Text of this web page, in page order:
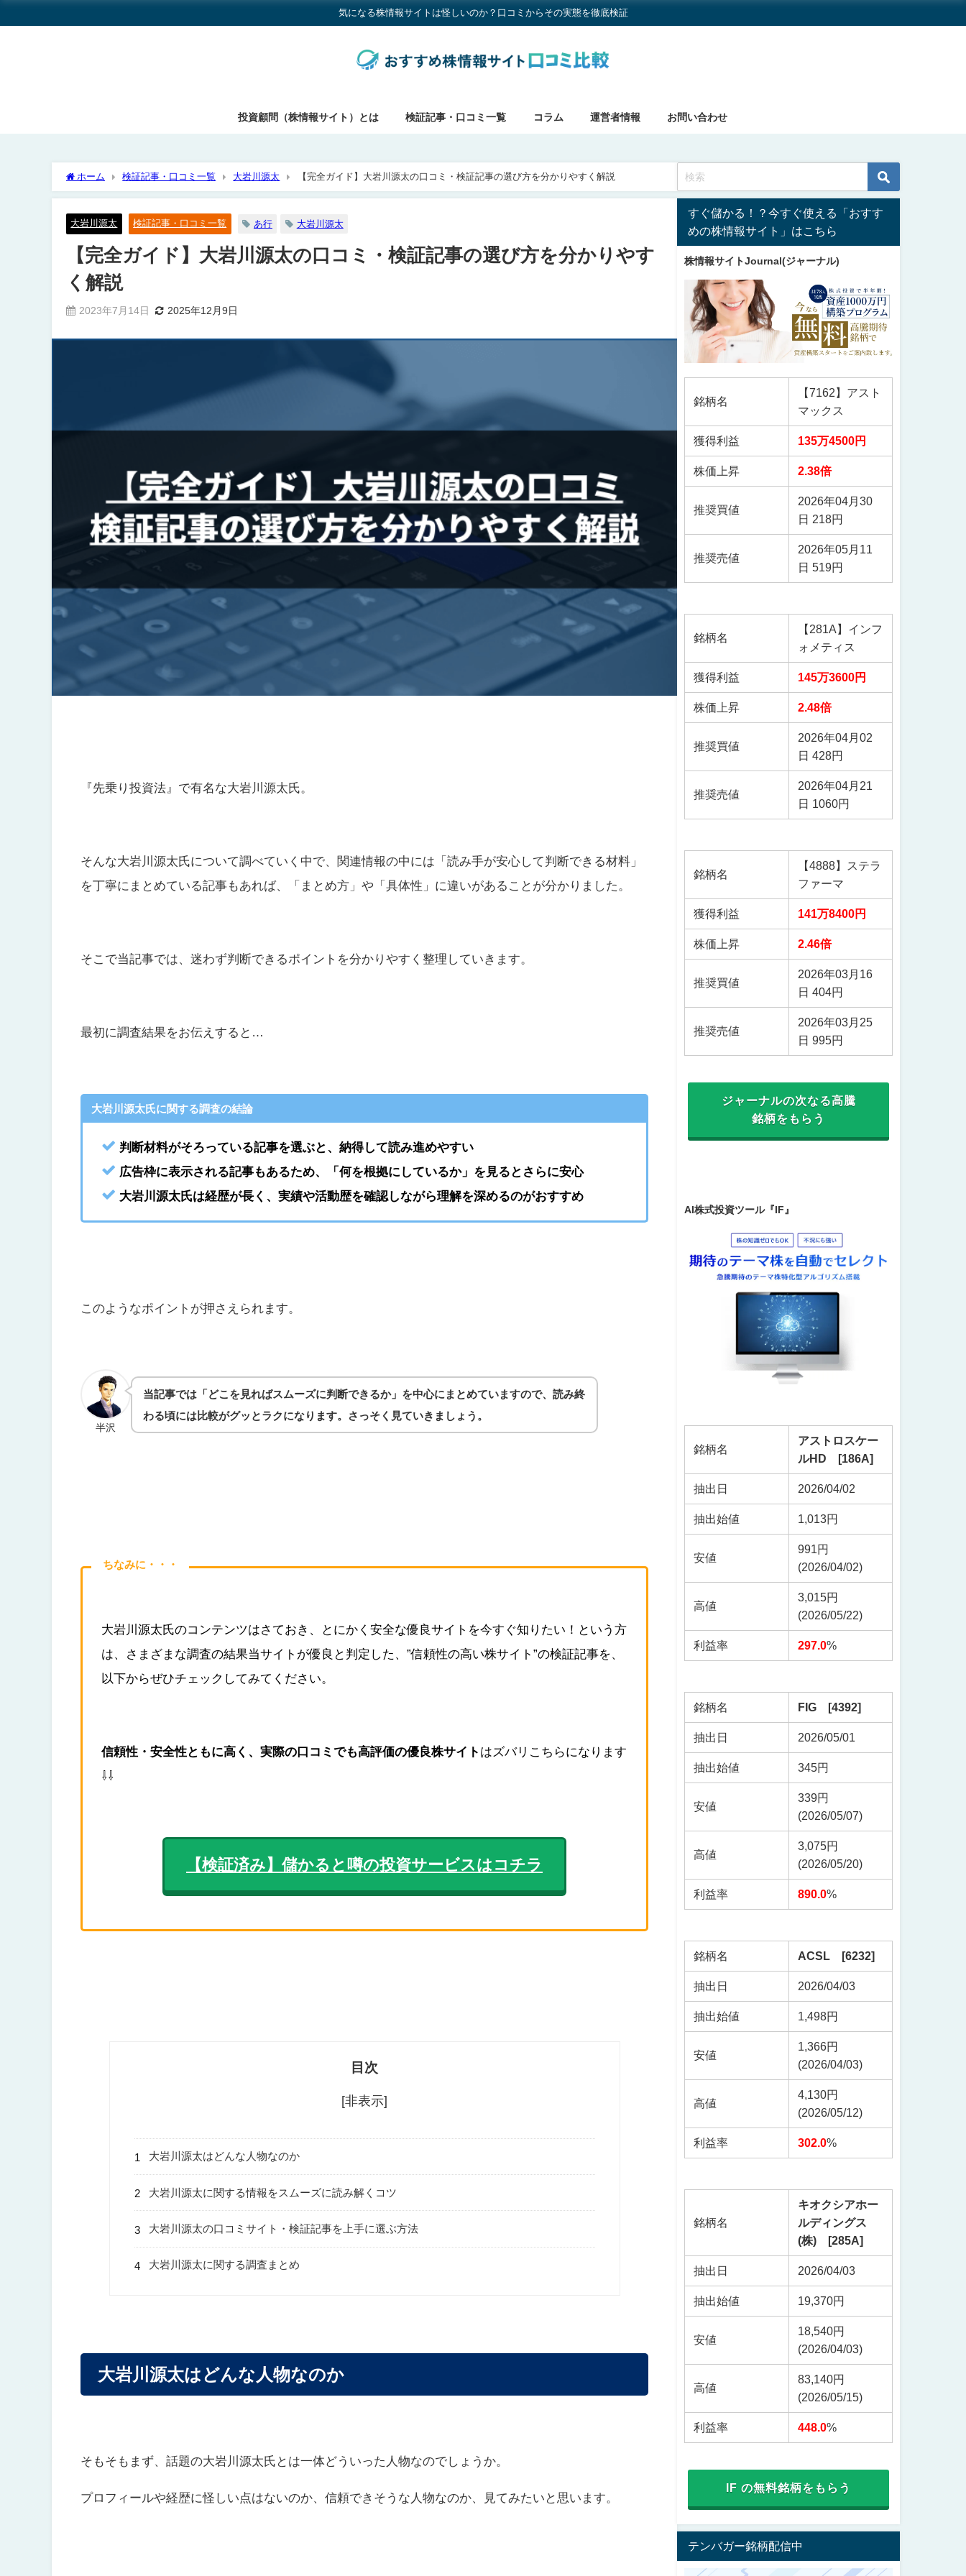
気になる株情報サイトは怪しいのか？口コミからその実態を徹底検証
投資顧問（株情報サイト）とは 検証記事・口コミ一覧 コラム 運営者情報 お問い合わせ
ホーム 検証記事・口コミ一覧 大岩川源太 【完全ガイド】大岩川源太の口コミ・検証記事の選び方を分かりやすく解説
大岩川源太 検証記事・口コミ一覧 あ行 大岩川源太
【完全ガイド】大岩川源太の口コミ・検証記事の選び方を分かりやす
く解説
2023年7月14日 2025年12月9日
『先乗り投資法』で有名な大岩川源太氏。
そんな大岩川源太氏について調べていく中で、関連情報の中には「読み手が安心して判断できる材料」
を丁寧にまとめている記事もあれば、「まとめ方」や「具体性」に違いがあることが分かりました。
そこで当記事では、迷わず判断できるポイントを分かりやすく整理していきます。
最初に調査結果をお伝えすると…
大岩川源太氏に関する調査の結論
判断材料がそろっている記事を選ぶと、納得して読み進めやすい
広告枠に表示される記事もあるため、「何を根拠にしているか」を見るとさらに安心
大岩川源太氏は経歴が長く、実績や活動歴を確認しながら理解を深めるのがおすすめ
このようなポイントが押さえられます。
半沢
当記事では「どこを見ればスムーズに判断できるか」を中心にまとめていますので、読み終
わる頃には比較がグッとラクになります。さっそく見ていきましょう。
ちなみに・・・
大岩川源太氏のコンテンツはさておき、とにかく安全な優良サイトを今すぐ知りたい！という方
は、さまざまな調査の結果当サイトが優良と判定した、”信頼性の高い株サイト”の検証記事を、
以下からぜひチェックしてみてください。
信頼性・安全性ともに高く、実際の口コミでも高評価の優良株サイト はズバリこちらになります
⇩⇩
【検証済み】儲かると噂の投資サービスはコチラ
目次
[非表示]
大岩川源太はどんな人物なのか
大岩川源太に関する情報をスムーズに読み解くコツ
大岩川源太の口コミサイト・検証記事を上手に選ぶ方法
大岩川源太に関する調査まとめ
大岩川源太はどんな人物なのか
そもそもまず、話題の大岩川源太氏とは一体どういった人物なのでしょうか。
プロフィールや経歴に怪しい点はないのか、信頼できそうな人物なのか、見てみたいと思います。
すぐ儲かる！？今すぐ使える「おすす
めの株情報サイト」はこちら
株情報サイトJournal(ジャーナル)
銘柄名
【7162】アスト
マックス
獲得利益 135万4500円
株価上昇 2.38倍
推奨買値
2026年04月30
日 218円
推奨売値
2026年05月11
日 519円
銘柄名
【281A】インフ
ォメティス
獲得利益 145万3600円
株価上昇 2.48倍
推奨買値
2026年04月02
日 428円
推奨売値
2026年04月21
日 1060円
銘柄名
【4888】ステラ
ファーマ
獲得利益 141万8400円
株価上昇 2.46倍
推奨買値
2026年03月16
日 404円
推奨売値
2026年03月25
日 995円
ジャーナルの次なる高騰
銘柄をもらう
AI株式投資ツール『IF』
銘柄名
アストロスケー
ルHD [186A]
抽出日 2026/04/02
抽出始値 1,013円
安値
991円
(2026/04/02)
高値
3,015円
(2026/05/22)
利益率 297.0%
銘柄名 FIG [4392]
抽出日 2026/05/01
抽出始値 345円
安値
339円
(2026/05/07)
高値
3,075円
(2026/05/20)
利益率 890.0%
銘柄名 ACSL [6232]
抽出日 2026/04/03
抽出始値 1,498円
安値
1,366円
(2026/04/03)
高値
4,130円
(2026/05/12)
利益率 302.0%
銘柄名
キオクシアホー
ルディングス
(株) [285A]
抽出日 2026/04/03
抽出始値 19,370円
安値
18,540円
(2026/04/03)
高値
83,140円
(2026/05/15)
利益率 448.0%
IF の無料銘柄をもらう
テンバガー銘柄配信中